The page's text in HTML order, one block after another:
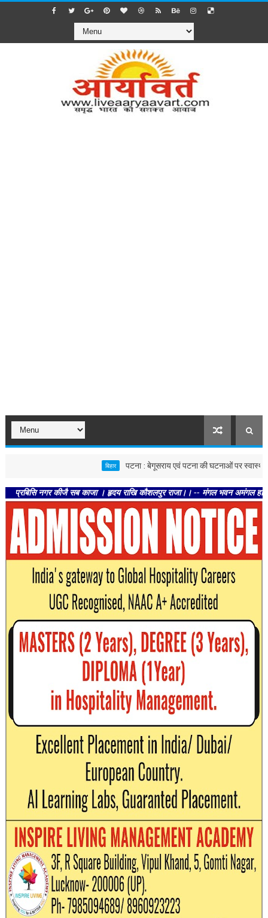
पटना : बेगूसराय एवं पटना की घटनाओं पर स्वास्थ्य विभाग
नगर कीजै सब काजा । हृदय राखि कौशलपुर राजा।। -- मंगल भवन अमंगल हारी। द्रवहु